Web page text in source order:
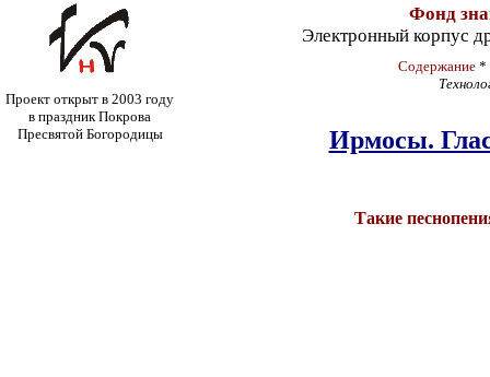
Проект открыт в 2003 году
в праздник Покрова
Пресвятой Богородицы
Фонд
Электронный корпус
Содержание*
Ирмосы.
Такие